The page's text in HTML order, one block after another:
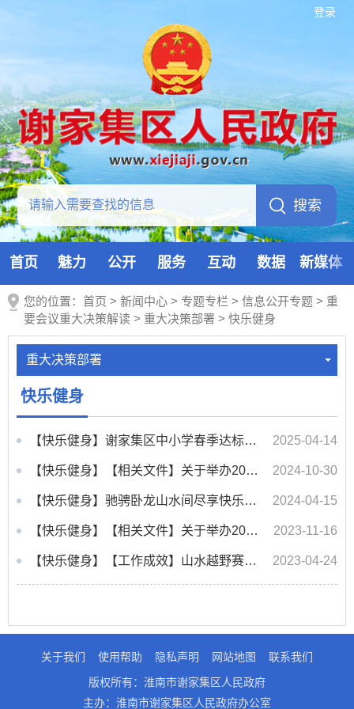
登录
首页 魅力 公开 服务 互动 数据 新媒体
您的位置： 首页 > 新闻中心 > 专题专栏 > 信息公开专题 > 重
要会议重大决策解读 > 重大决策部署 > 快乐健身
重大决策部署
快乐健身
2025-04-14
【快乐健身】谢家集区中小学春季达标运动会暨广播操比赛开幕
2024-10-30
【快乐健身】【相关文件】关于举办2024年谢家集区三级社会体育指导员培训工作的通知
2024-04-15
【快乐健身】驰骋卧龙山水间尽享快乐健身跑——淮南第二届卧龙山越野锦标赛激情开赛
2023-11-16
【快乐健身】【相关文件】关于举办2023年谢家集区三级社会体育指导员培训工作的通知
2023-04-24
【快乐健身】【工作成效】山水越野赛 快乐健身跑——谢家集区成功举办首届卧龙山越野锦标赛
关于我们 使用帮助 隐私声明 网站地图
联系我们
版权所有：淮南市谢家集区人民政府
主办：淮南市谢家集区人民政府办公室